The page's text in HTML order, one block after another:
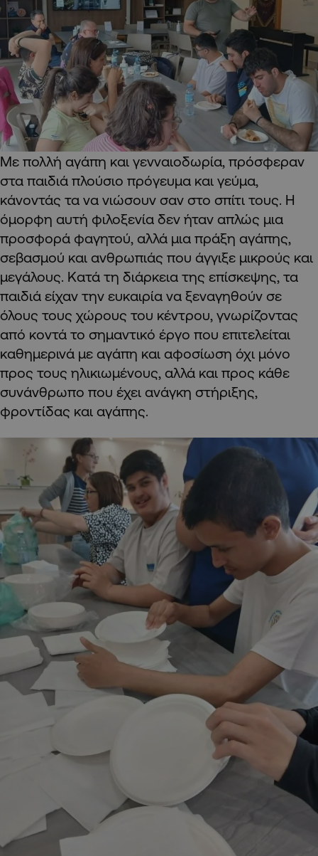
Με πολλή αγάπη και γενναιοδωρία, πρόσφεραν
στα παιδιά πλούσιο πρόγευμα και γεύμα,
κάνοντάς τα να νιώσουν σαν στο σπίτι τους. Η
όμορφη αυτή φιλοξενία δεν ήταν απλώς μια
προσφορά φαγητού, αλλά μια πράξη αγάπης,
σεβασμού και ανθρωπιάς που άγγιξε μικρούς και
μεγάλους. Κατά τη διάρκεια της επίσκεψης, τα
παιδιά είχαν την ευκαιρία να ξεναγηθούν σε
όλους τους χώρους του κέντρου, γνωρίζοντας
από κοντά το σημαντικό έργο που επιτελείται
καθημερινά με αγάπη και αφοσίωση όχι μόνο
προς τους ηλικιωμένους, αλλά και προς κάθε
συνάνθρωπο που έχει ανάγκη στήριξης,
φροντίδας και αγάπης.